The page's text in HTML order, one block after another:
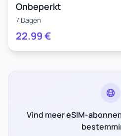
Onbeperkt
7 Dagen
22.99€
Vind meer eSIM-